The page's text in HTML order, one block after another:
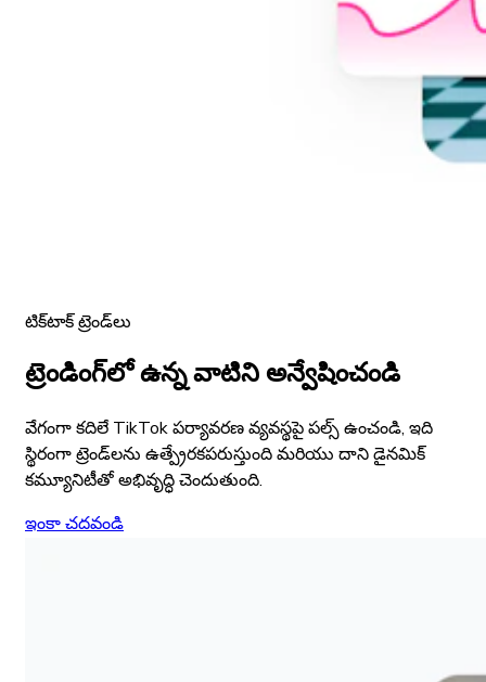
టిక్‌టాక్ ట్రెండ్‌లు
ట్రెండింగ్‌లో ఉన్న వాటిని అన్వేషించండి
వేగంగా కదిలే TikTok పర్యావరణ వ్యవస్థపై పల్స్ ఉంచండి, ఇది
స్థిరంగా ట్రెండ్‌లను ఉత్ప్రేరకపరుస్తుంది మరియు దాని డైనమిక్
కమ్యూనిటీతో అభివృద్ధి చెందుతుంది.
ఇంకా చదవండి